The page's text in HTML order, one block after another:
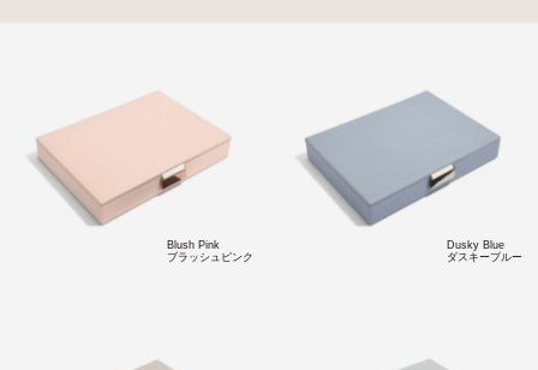
Blush Pink
ブラッシュピンク
Dusky Blue
ダスキーブルー